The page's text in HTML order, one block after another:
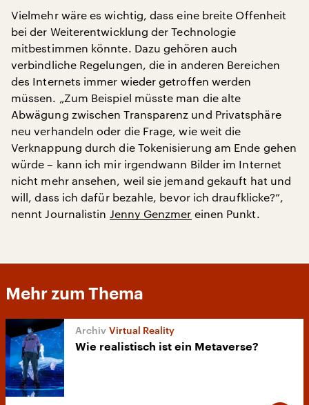
Vielmehr wäre es wichtig, dass eine breite Offenheit
bei der Weiterentwicklung der Technologie
mitbestimmen könnte. Dazu gehören auch
verbindliche Regelungen, die in anderen Bereichen
des Internets immer wieder getroffen werden
müssen. „Zum Beispiel müsste man die alte
Abwägung zwischen Transparenz und Privatsphäre
neu verhandeln oder die Frage, wie weit die
Verknappung durch die Tokenisierung am Ende gehen
würde – kann ich mir irgendwann Bilder im Internet
nicht mehr ansehen, weil sie jemand gekauft hat und
will, dass ich dafür bezahle, bevor ich draufklicke?”,
nennt Journalistin Jenny Genzmer einen Punkt.
Mehr zum Thema
Virtual Reality
Wie realistisch ist ein Metaverse?